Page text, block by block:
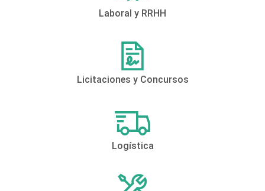
Laboral y RRHH
Licitaciones y Concursos
Logística